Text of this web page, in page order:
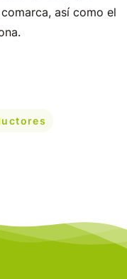
así como el